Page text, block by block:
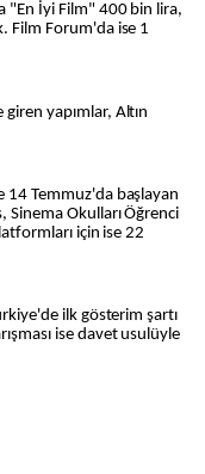
"En İyi Film" 400 bin lira,
Film Forum'da ise 1
yapımlar, Altın
14 Temmuz'da başlayan
Sinema Okulları Öğrenci
için ise 22
ilk gösterim şartı
ise davet usulüyle